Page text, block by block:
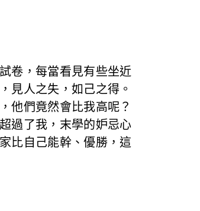
卷，每當看見有些坐近
見人之失，如己之得。
他們竟然會比我高呢？
過了我，末學的妒忌心
比自己能幹、優勝，這